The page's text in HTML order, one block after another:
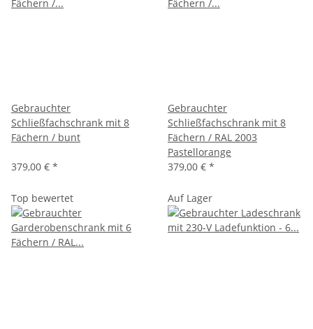
Gebrauchter
Schließfachschrank mit 8
Fächern / bunt
379,00 € *
Gebrauchter
Schließfachschrank mit 8
Fächern / RAL 2003
Pastellorange
379,00 € *
Top bewertet Auf Lager